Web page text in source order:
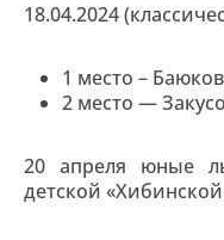
18.04.2024
1 место –
2 место —
20 апреля юные
детской